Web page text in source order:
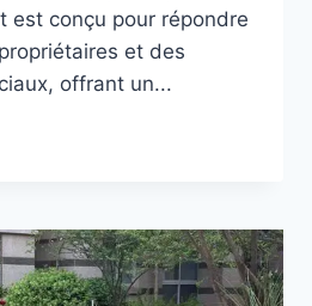
est conçu pour répondre
et des
offrant un...